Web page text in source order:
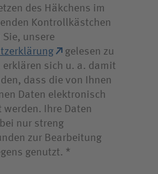
des Häkchens im
Kontrollkästchen
unsere
gelesen zu
erklären sich u. a. damit
dass die von Ihnen
Daten elektronisch
Ihre Daten
nur streng
zur Bearbeitung
genutzt.